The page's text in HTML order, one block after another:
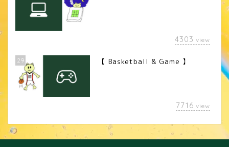
4303 view
29 【 Basketball & Game 】
7716 view
カメラレンズ
YouTube